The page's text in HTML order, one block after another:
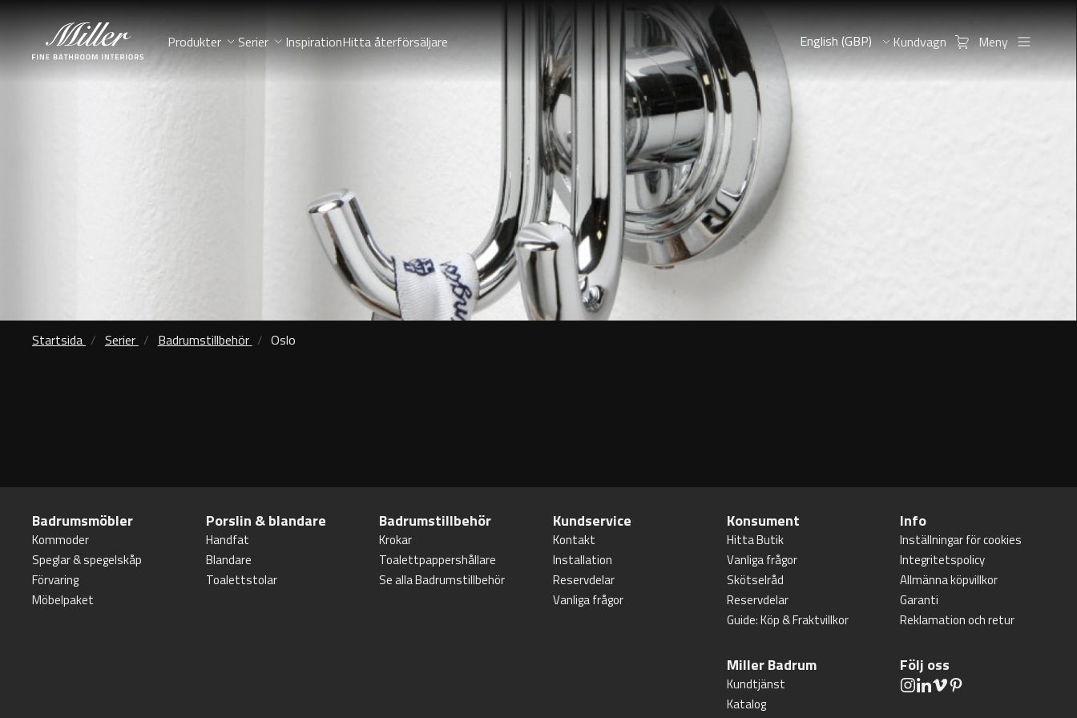
Produkter Serier InspirationHitta återförsäljare Kundvagn Meny
Startsida Serier Badrumstillbehör Oslo
Badrumsmöbler
Kommoder
Speglar & spegelskåp
Förvaring
Möbelpaket
Porslin & blandare
Handfat
Blandare
Toalettstolar
Badrumstillbehör
Krokar
Toalettpappershållare
Se alla Badrumstillbehör
Kundservice
Kontakt
Installation
Reservdelar
Vanliga frågor
Konsument
Hitta Butik
Vanliga frågor
Skötselråd
Reservdelar
Guide: Köp & Fraktvillkor
Info
Inställningar för cookies
Integritetspolicy
Allmänna köpvillkor
Garanti
Reklamation och retur
Miller Badrum
Kundtjänst
Katalog
Följ oss